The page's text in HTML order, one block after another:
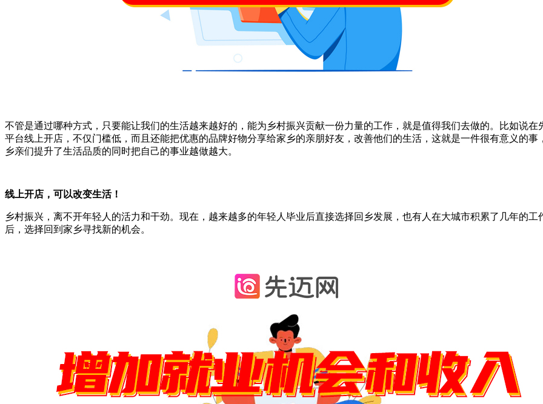
不管是通过哪种方式，只要能让我们的生活越来越好的，能为乡村振兴贡献一份力量的工作，就是值得我们去做的。比如说在
平台线上开店，不仅门槛低，而且还能把优惠的品牌好物分享给家乡的亲朋好友，改善他们的生活，这就是一件很有意义的事
乡亲们提升了生活品质的同时把自己的事业越做越大。
线上开店，可以改变生活！
乡村振兴，离不开年轻人的活力和干劲。现在，越来越多的年轻人毕业后直接选择回乡发展，也有人在大城市积累了几年的工
后，选择回到家乡寻找新的机会。